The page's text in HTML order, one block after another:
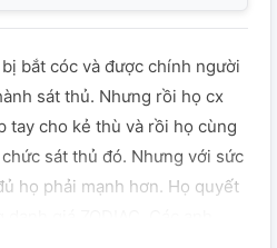
bắt cóc và được chính người
sát thủ. Nhưng rồi họ cx
tay cho kẻ thù và rồi họ cùng
sát thủ đó. Nhưng với sức
họ phải mạnh hơn. Họ quyết